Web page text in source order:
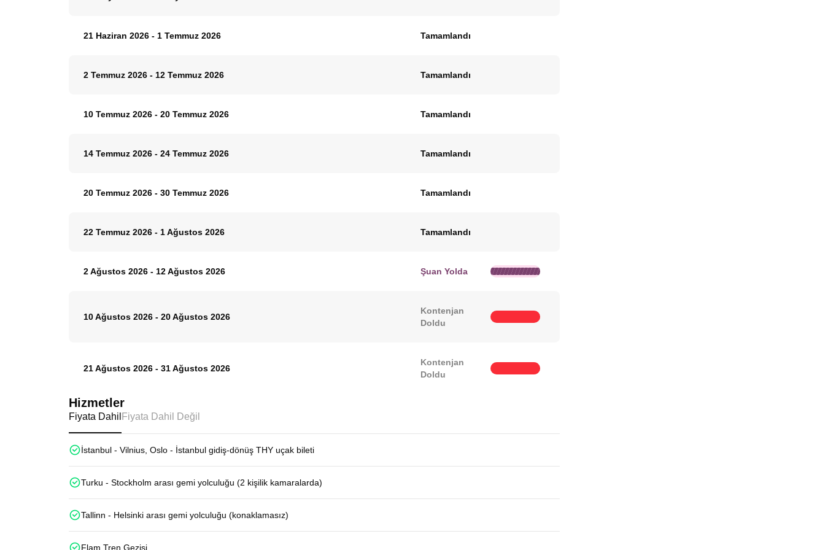
21 Haziran 2026 - 1 Temmuz 2026 Tamamlandı
2 Temmuz 2026 - 12 Temmuz 2026 Tamamlandı
10 Temmuz 2026 - 20 Temmuz 2026 Tamamlandı
14 Temmuz 2026 - 24 Temmuz 2026 Tamamlandı
20 Temmuz 2026 - 30 Temmuz 2026 Tamamlandı
22 Temmuz 2026 - 1 Ağustos 2026 Tamamlandı
2 Ağustos 2026 - 12 Ağustos 2026 Şuan Yolda
10 Ağustos 2026 - 20 Ağustos 2026
Kontenjan
Doldu
21 Ağustos 2026 - 31 Ağustos 2026
Kontenjan
Doldu
Hizmetler
Fiyata Dahil Fiyata Dahil Değil
İstanbul - Vilnius, Oslo - İstanbul gidiş-dönüş THY uçak bileti
Turku - Stockholm arası gemi yolculuğu (2 kişilik kamaralarda)
Tallinn - Helsinki arası gemi yolculuğu (konaklamasız)
Flam Tren Gezisi